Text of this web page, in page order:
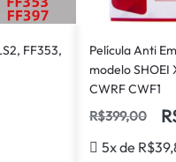
FF353,
Película Anti
modelo SHOEI
CWRF CWF1
R$399,00
5x de R$